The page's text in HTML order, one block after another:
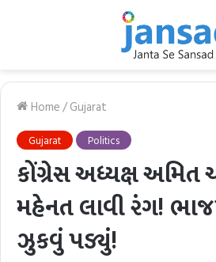
Home/Gujarat
Gujarat Politics
કોંગ્રેસ અધ્યક્ષ અમિત
મહેનત લાવી રંગ!
ઝુકવું પડ્યું!